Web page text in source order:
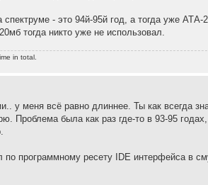
- это 94й-95й год, а тогда уже
тогда никто уже не использовал.
in total.
у меня всё равно длиннее. Ты как всегда
Проблема была как раз где-то в 93-95
программному ресету IDE интерфейса в